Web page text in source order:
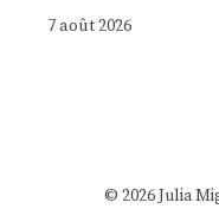
7 août 2026
© 2026 Julia